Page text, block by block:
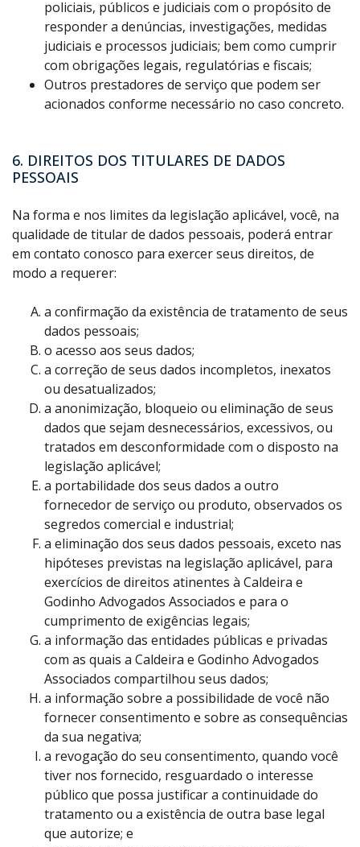
policiais, públicos e judiciais com o propósito de
responder a denúncias, investigações, medidas
judiciais e processos judiciais; bem como cumprir
com obrigações legais, regulatórias e fiscais;
Outros prestadores de serviço que podem ser
acionados conforme necessário no caso concreto.
6. DIREITOS DOS TITULARES DE DADOS
PESSOAIS
Na forma e nos limites da legislação aplicável, você, na
qualidade de titular de dados pessoais, poderá entrar
em contato conosco para exercer seus direitos, de
modo a requerer:
a confirmação da existência de tratamento de seus
dados pessoais;
o acesso aos seus dados;
a correção de seus dados incompletos, inexatos
ou desatualizados;
a anonimização, bloqueio ou eliminação de seus
dados que sejam desnecessários, excessivos, ou
tratados em desconformidade com o disposto na
legislação aplicável;
a portabilidade dos seus dados a outro
fornecedor de serviço ou produto, observados os
segredos comercial e industrial;
a eliminação dos seus dados pessoais, exceto nas
hipóteses previstas na legislação aplicável, para
exercícios de direitos atinentes à Caldeira e
Godinho Advogados Associados e para o
cumprimento de exigências legais;
a informação das entidades públicas e privadas
com as quais a Caldeira e Godinho Advogados
Associados compartilhou seus dados;
a informação sobre a possibilidade de você não
fornecer consentimento e sobre as consequências
da sua negativa;
a revogação do seu consentimento, quando você
tiver nos fornecido, resguardado o interesse
público que possa justificar a continuidade do
tratamento ou a existência de outra base legal
que autorize; e